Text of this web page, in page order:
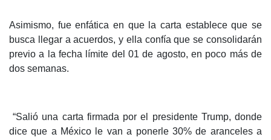
Asimismo, fue enfática en que la carta establece que se
busca llegar a acuerdos, y ella confía que se consolidarán
previo a la fecha límite del 01 de agosto, en poco más de
dos semanas.
“Salió una carta firmada por el presidente Trump, donde
dice que a México le van a ponerle 30% de aranceles a